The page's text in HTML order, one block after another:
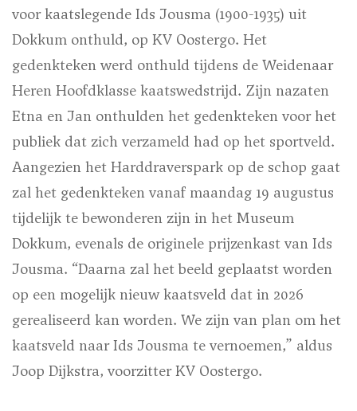
voor kaatslegende Ids Jousma (1900-1935) uit
Dokkum onthuld, op KV Oostergo. Het
gedenkteken werd onthuld tijdens de Weidenaar
Heren Hoofdklasse kaatswedstrijd. Zijn nazaten
Etna en Jan onthulden het gedenkteken voor het
publiek dat zich verzameld had op het sportveld.
Aangezien het Harddraverspark op de schop gaat
zal het gedenkteken vanaf maandag 19 augustus
tijdelijk te bewonderen zijn in het Museum
Dokkum, evenals de originele prijzenkast van Ids
Jousma. “Daarna zal het beeld geplaatst worden
op een mogelijk nieuw kaatsveld dat in 2026
gerealiseerd kan worden. We zijn van plan om het
kaatsveld naar Ids Jousma te vernoemen,” aldus
Joop Dijkstra, voorzitter KV Oostergo.